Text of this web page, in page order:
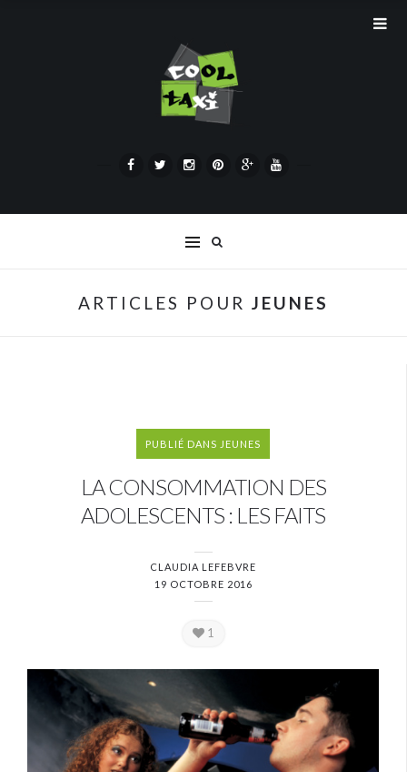
ARTICLES POUR JEUNES
PUBLIÉ DANS JEUNES
LA CONSOMMATION DES
ADOLESCENTS : LES FAITS
CLAUDIA LEFEBVRE
19 OCTOBRE 2016
1